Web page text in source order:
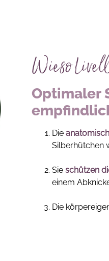
Wieso
Optimaler
Die
Silberhütchen
Sie schützen
einem
Die